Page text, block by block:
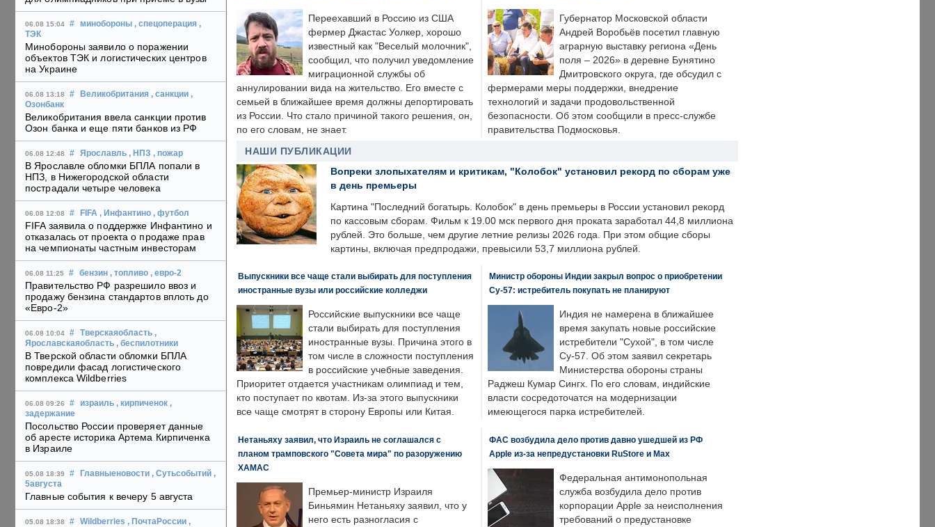
06.08 15:04 # минобороны , спецоперация ,
ТЭК
Минобороны заявило о поражении
объектов ТЭК и логистических центров
на Украине
06.08 13:18 # Великобритания , санкции ,
Озонбанк
Великобритания ввела санкции против
Озон банка и еще пяти банков из РФ
06.08 12:48 # Ярославль , НПЗ , пожар
В Ярославле обломки БПЛА попали в
НПЗ, в Нижегородской области
пострадали четыре человека
06.08 12:08 # FIFA , Инфантино , футбол
FIFA заявила о поддержке Инфантино и
отказалась от проекта о продаже прав
на чемпионаты частным инвесторам
06.08 11:25 # бензин , топливо , евро-2
Правительство РФ разрешило ввоз и
продажу бензина стандартов вплоть до
«Евро-2»
06.08 10:04 # Тверскаяобласть ,
Ярославскаяобласть , беспилотники
В Тверской области обломки БПЛА
повредили фасад логистического
комплекса Wildberries
06.08 09:26 # израиль , кирпиченок ,
задержание
Посольство России проверяет данные
об аресте историка Артема Кирпиченка
в Израиле
05.08 18:39 # Главныеновости , Сутьсобытий ,
5августа
Главные события к вечеру 5 августа
05.08 18:38 # Wildberries , ПочтаРоссии ,
Переехавший в Россию из США
фермер Джастас Уолкер, хорошо
известный как "Веселый молочник",
сообщил, что получил уведомление
миграционной службы об
аннулировании вида на жительство. Его вместе с
семьей в ближайшее время должны депортировать
из России. Что стало причиной такого решения, он,
по его словам, не знает.
Губернатор Московской области
Андрей Воробьёв посетил главную
аграрную выставку региона «День
поля – 2026» в деревне Бунятино
Дмитровского округа, где обсудил с
фермерами меры поддержки, внедрение
технологий и задачи продовольственной
безопасности. Об этом сообщили в пресс-службе
правительства Подмосковья.
НАШИ ПУБЛИКАЦИИ
Вопреки злопыхателям и критикам, "Колобок" установил рекорд по сборам уже
в день премьеры
Картина "Последний богатырь. Колобок" в день премьеры в России установил рекорд
по кассовым сборам. Фильм к 19.00 мск первого дня проката заработал 44,8 миллиона
рублей. Это больше, чем другие летние релизы 2026 года. При этом общие сборы
картины, включая предпродажи, превысили 53,7 миллиона рублей.
Выпускники все чаще стали выбирать для поступления
иностранные вузы или российские колледжи
Российские выпускники все чаще
стали выбирать для поступления
иностранные вузы. Причина этого в
том числе в сложности поступления
в российские учебные заведения.
Приоритет отдается участникам олимпиад и тем,
кто поступает по квотам. Из-за этого выпускники
все чаще смотрят в сторону Европы или Китая.
Министр обороны Индии закрыл вопрос о приобретении
Су-57: истребитель покупать не планируют
Индия не намерена в ближайшее
время закупать новые российские
истребители "Сухой", в том числе
Су-57. Об этом заявил секретарь
Министерства обороны страны
Раджеш Кумар Сингх. По его словам, индийские
власти сосредоточатся на модернизации
имеющегося парка истребителей.
Нетаньяху заявил, что Израиль не соглашался с
планом трамповского "Совета мира" по разоружению
ХАМАС
Премьер-министр Израиля
Биньямин Нетаньяху заявил, что у
него есть разногласия с
ФАС возбудила дело против давно ушедшей из РФ
Apple из-за непредустановки RuStore и Max
Федеральная антимонопольная
служба возбудила дело против
корпорации Apple за неисполнения
требований о предустановке